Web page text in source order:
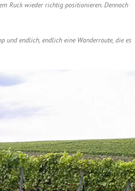
Ruck wieder richtig positionieren. Dennoch
und endlich, endlich eine Wanderroute, die es